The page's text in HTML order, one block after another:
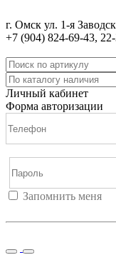
г. Омск ул. 1-я
+7 (904) 824-69-43,
Личный кабинет
Форма авторизации
Запомнить меня